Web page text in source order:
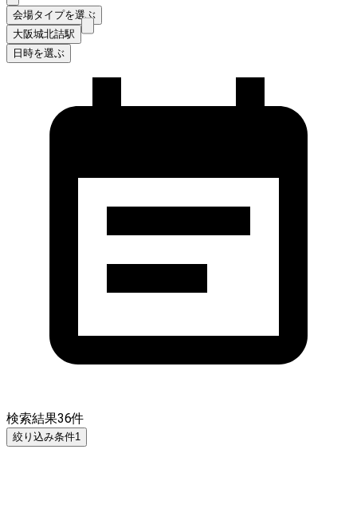
会場タイプを選ぶ
大阪城北詰駅
日時を選ぶ
検索結果36件
絞り込み条件1